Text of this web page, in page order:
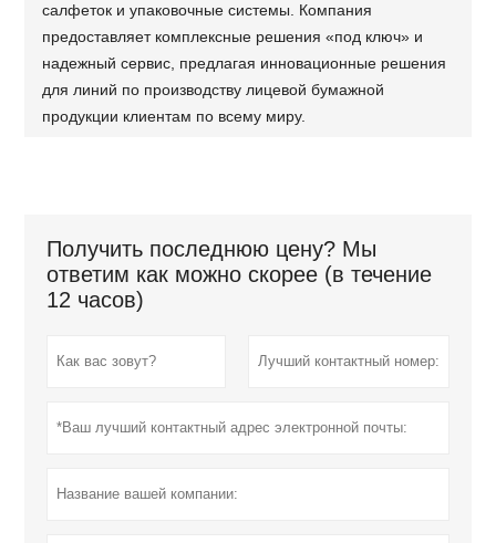
салфеток и упаковочные системы. Компания
предоставляет комплексные решения «под ключ» и
надежный сервис, предлагая инновационные решения
для линий по производству лицевой бумажной
продукции клиентам по всему миру.
Получить последнюю цену? Мы
ответим как можно скорее (в течение
12 часов)